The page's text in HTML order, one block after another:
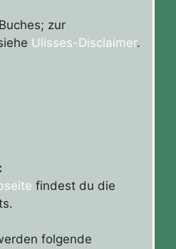
zur
Ulisses-Disclaimer.
findest du die
folgende